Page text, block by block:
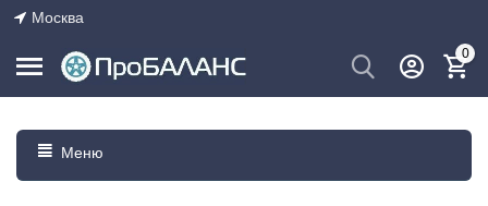
Москва
0
Меню